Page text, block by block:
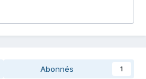
Abonnés 1